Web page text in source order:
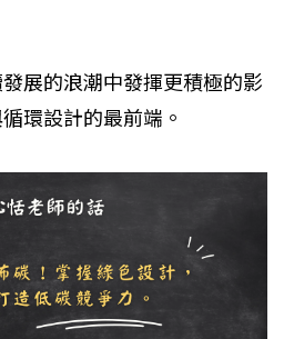
展的浪潮中發揮更積極的影
環設計的最前端。